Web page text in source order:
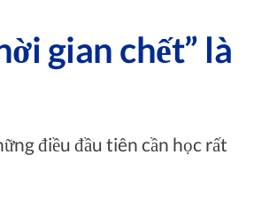
gian chết” là
điều đầu tiên cần học rất